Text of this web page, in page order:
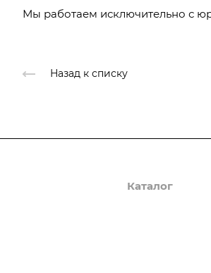
Мы работаем исключительно с
Назад к списку
Каталог